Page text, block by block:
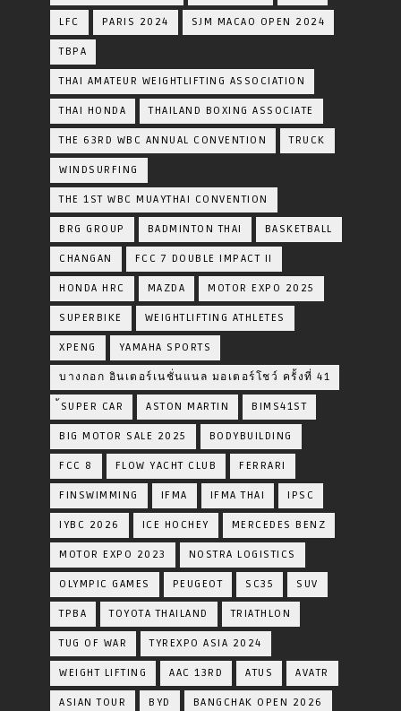
LFC PARIS 2024 SJM MACAO OPEN 2024
TBPA
THAI AMATEUR WEIGHTLIFTING ASSOCIATION
THAI HONDA THAILAND BOXING ASSOCIATE
THE 63RD WBC ANNUAL CONVENTION TRUCK
WINDSURFING
THE 1ST WBC MUAYTHAI CONVENTION
BRG GROUP BADMINTON THAI BASKETBALL
CHANGAN FCC 7 DOUBLE IMPACT II
HONDA HRC MAZDA MOTOR EXPO 2025
SUPERBIKE WEIGHTLIFTING ATHLETES
XPENG YAMAHA SPORTS
บางกอก อินเตอร์เนชั่นแนล มอเตอร์โชว์ ครั้งที่ 41
้SUPER CAR ASTON MARTIN BIMS41ST
BIG MOTOR SALE 2025 BODYBUILDING
FCC 8 FLOW YACHT CLUB FERRARI
FINSWIMMING IFMA IFMA THAI IPSC
IYBC 2026 ICE HOCHEY MERCEDES BENZ
MOTOR EXPO 2023 NOSTRA LOGISTICS
OLYMPIC GAMES PEUGEOT SC35 SUV
TPBA TOYOTA​ THAILAND​ TRIATHLON
TUG OF WAR TYREXPO ASIA 2024
WEIGHT LIFTING AAC 13RD ATUS AVATR
ASIAN TOUR BYD BANGCHAK OPEN 2026